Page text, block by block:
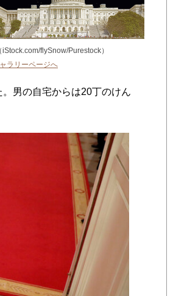
（iStock.com/flySnow/Purestock）
ラリーページへ
男の自宅からは20丁のけん